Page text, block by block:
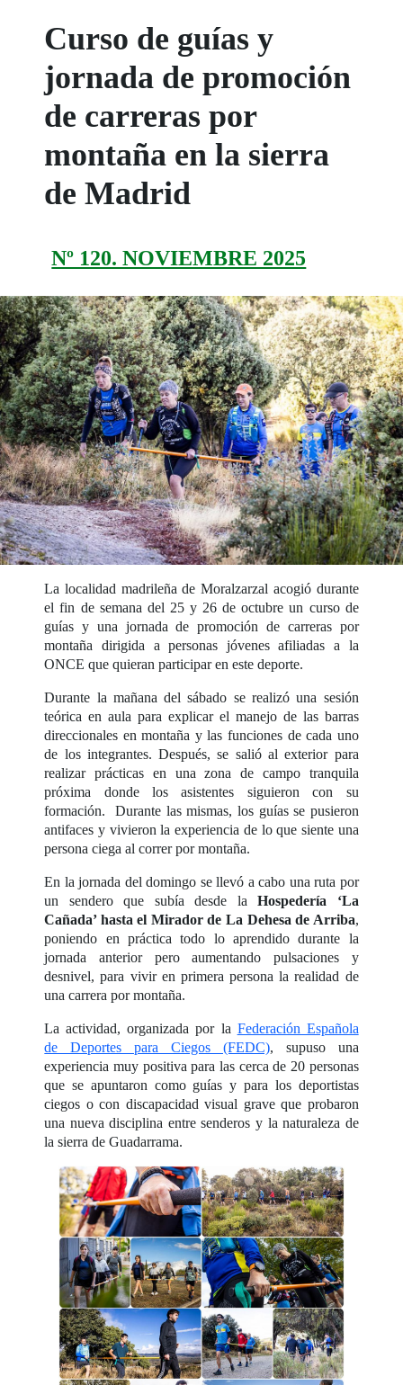
Curso de guías y
jornada de promoción
de carreras por
montaña en la sierra
de Madrid
Nº 120. NOVIEMBRE 2025
La localidad madrileña de Moralzarzal acogió durante
el fin de semana del 25 y 26 de octubre un curso de
guías y una jornada de promoción de carreras por
montaña dirigida a personas jóvenes afiliadas a la
ONCE que quieran participar en este deporte.
Durante la mañana del sábado se realizó una sesión
teórica en aula para explicar el manejo de las barras
direccionales en montaña y las funciones de cada uno
de los integrantes. Después, se salió al exterior para
realizar prácticas en una zona de campo tranquila
próxima donde los asistentes siguieron con su
formación. Durante las mismas, los guías se pusieron
antifaces y vivieron la experiencia de lo que siente una
persona ciega al correr por montaña.
En la jornada del domingo se llevó a cabo una ruta por
un sendero que subía desde laHospedería ‘La
Cañada’ hasta el Mirador de La Dehesa de Arriba,
poniendo en práctica todo lo aprendido durante la
jornada anterior pero aumentando pulsaciones y
desnivel, para vivir en primera persona la realidad de
una carrera por montaña.
La actividad, organizada por la Federación Española
de Deportes para Ciegos (FEDC), supuso una
experiencia muy positiva para las cerca de 20 personas
que se apuntaron como guías y para los deportistas
ciegos o con discapacidad visual grave que probaron
una nueva disciplina entre senderos y la naturaleza de
la sierra de Guadarrama.